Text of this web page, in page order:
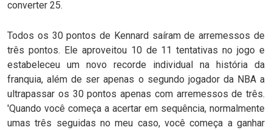
converter 25.
Todos os 30 pontos de Kennard saíram de arremessos de
três pontos. Ele aproveitou 10 de 11 tentativas no jogo e
estabeleceu um novo recorde individual na história da
franquia, além de ser apenas o segundo jogador da NBA a
ultrapassar os 30 pontos apenas com arremessos de três.
'Quando você começa a acertar em sequência, normalmente
umas três seguidas no meu caso, você começa a ganhar